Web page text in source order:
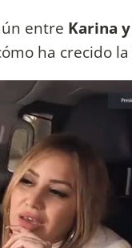
entre Karina
ha crecido